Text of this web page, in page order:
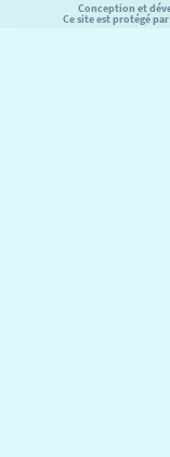
Conception et
Ce site est protégé